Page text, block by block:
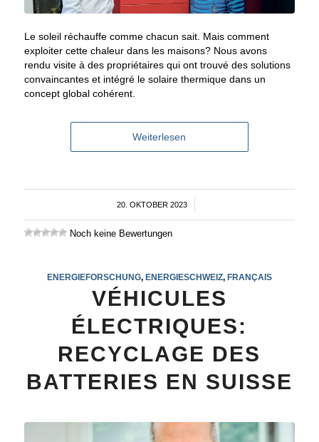
Le soleil réchauffe comme chacun sait. Mais comment
exploiter cette chaleur dans les maisons? Nous avons
rendu visite à des propriétaires qui ont trouvé des solutions
convaincantes et intégré le solaire thermique dans un
concept global cohérent.
Weiterlesen
20. OKTOBER 2023
/
Noch keine Bewertungen
ENERGIEFORSCHUNG, ENERGIESCHWEIZ, FRANÇAIS
VÉHICULES
ÉLECTRIQUES:
RECYCLAGE DES
BATTERIES EN SUISSE